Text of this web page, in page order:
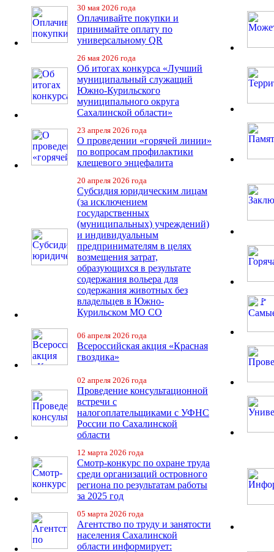
30 мая 2026 года
Оплачивайте покупки и
принимайте оплату по
универсальному QR
26 мая 2026 года
Об итогах конкурса «Лучший
муниципальный служащий
Южно-Курильского
муниципального округа
Сахалинской области»
23 апреля 2026 года
О проведении «горячей линии»
по вопросам профилактики
клещевого энцефалита
20 апреля 2026 года
Субсидия юридическим лицам
(за исключением
государственных
(муниципальных) учреждений)
и индивидуальным
предпринимателям в целях
возмещения затрат,
образующихся в результате
содержания вольера для
содержания животных без
владельцев в Южно-
Курильском МО СО
06 апреля 2026 года
Всероссийская акция «Красная
гвоздика»
02 апреля 2026 года
Проведение консультационной
встречи с
налогоплательщиками с УФНС
России по Сахалинской
области
12 марта 2026 года
Смотр-конкурс по охране труда
среди организаций островного
региона по результатам работы
за 2025 год
05 марта 2026 года
Агентство по труду и занятости
населения Сахалинской
области информирует: